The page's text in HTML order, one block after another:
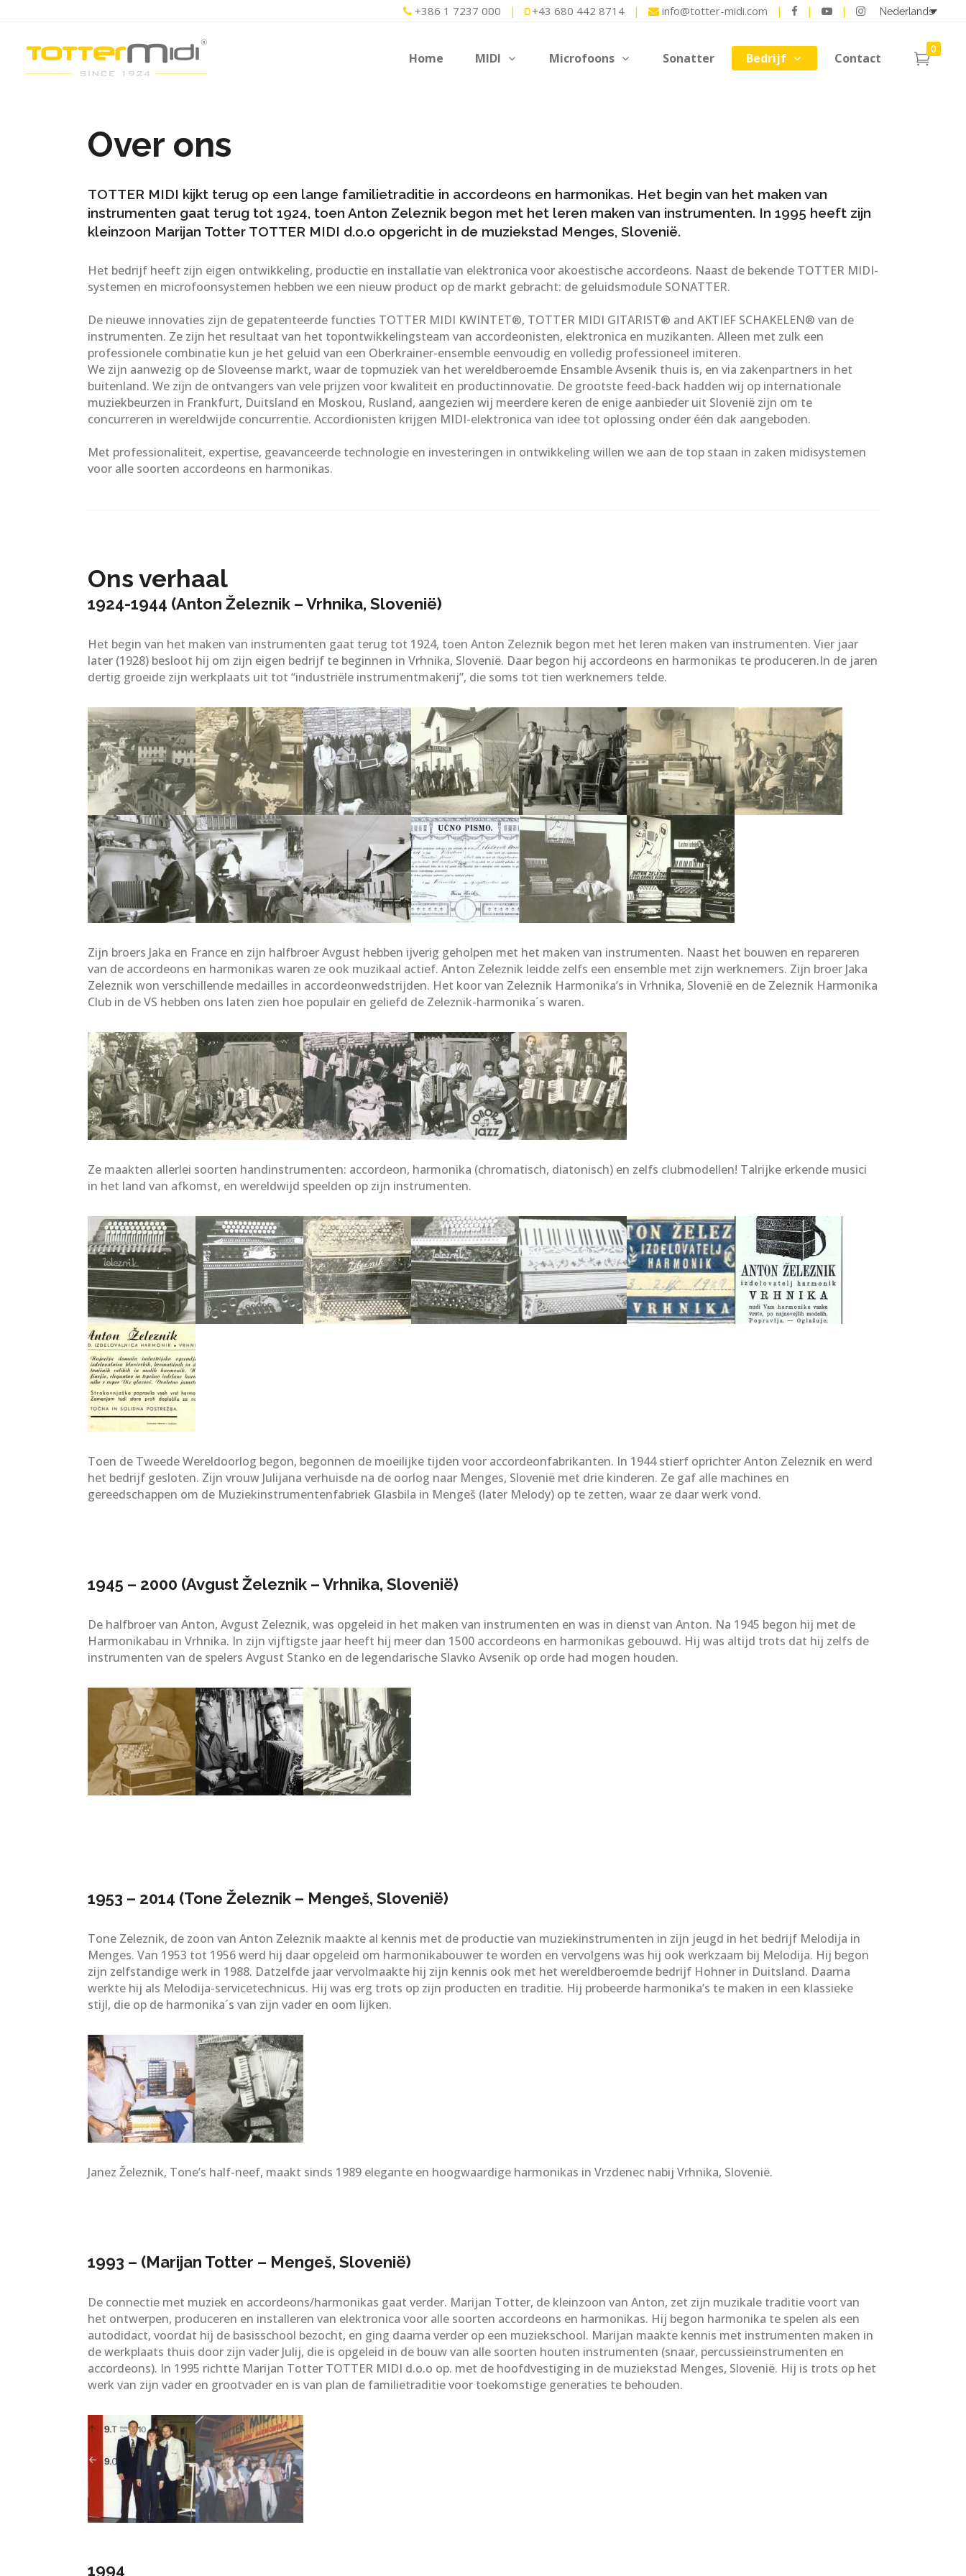
+386 1 7237 000 | +43 680 442 8714 | info@totter-midi.com | | | Nederlands
Home MIDI Microfoons Sonatter Bedrijf Contact
0
Over ons
TOTTER MIDI kijkt terug op een lange familietraditie in accordeons en harmonikas. Het begin van het maken van
instrumenten gaat terug tot 1924, toen Anton Zeleznik begon met het leren maken van instrumenten. In 1995 heeft zijn
kleinzoon Marijan Totter TOTTER MIDI d.o.o opgericht in de muziekstad Menges, Slovenië.
Het bedrijf heeft zijn eigen ontwikkeling, productie en installatie van elektronica voor akoestische accordeons. Naast de bekende TOTTER MIDI-
systemen en microfoonsystemen hebben we een nieuw product op de markt gebracht: de geluidsmodule SONATTER.
De nieuwe innovaties zijn de gepatenteerde functies TOTTER MIDI KWINTET®, TOTTER MIDI GITARIST® and AKTIEF SCHAKELEN® van de
instrumenten. Ze zijn het resultaat van het topontwikkelingsteam van accordeonisten, elektronica en muzikanten. Alleen met zulk een
professionele combinatie kun je het geluid van een Oberkrainer-ensemble eenvoudig en volledig professioneel imiteren.
We zijn aanwezig op de Sloveense markt, waar de topmuziek van het wereldberoemde Ensamble Avsenik thuis is, en via zakenpartners in het
buitenland. We zijn de ontvangers van vele prijzen voor kwaliteit en productinnovatie. De grootste feed-back hadden wij op internationale
muziekbeurzen in Frankfurt, Duitsland en Moskou, Rusland, aangezien wij meerdere keren de enige aanbieder uit Slovenië zijn om te
concurreren in wereldwijde concurrentie. Accordionisten krijgen MIDI-elektronica van idee tot oplossing onder één dak aangeboden.
Met professionaliteit, expertise, geavanceerde technologie en investeringen in ontwikkeling willen we aan de top staan in zaken midisystemen
voor alle soorten accordeons en harmonikas.
Ons verhaal
1924-1944 (Anton Železnik – Vrhnika, Slovenië)
Het begin van het maken van instrumenten gaat terug tot 1924, toen Anton Zeleznik begon met het leren maken van instrumenten. Vier jaar
later (1928) besloot hij om zijn eigen bedrijf te beginnen in Vrhnika, Slovenië. Daar begon hij accordeons en harmonikas te produceren.In de jaren
dertig groeide zijn werkplaats uit tot “industriële instrumentmakerij”, die soms tot tien werknemers telde.
Zijn broers Jaka en France en zijn halfbroer Avgust hebben ijverig geholpen met het maken van instrumenten. Naast het bouwen en repareren
van de accordeons en harmonikas waren ze ook muzikaal actief. Anton Zeleznik leidde zelfs een ensemble met zijn werknemers. Zijn broer Jaka
Zeleznik won verschillende medailles in accordeonwedstrijden. Het koor van Zeleznik Harmonika’s in Vrhnika, Slovenië en de Zeleznik Harmonika
Club in de VS hebben ons laten zien hoe populair en geliefd de Zeleznik-harmonika´s waren.
Ze maakten allerlei soorten handinstrumenten: accordeon, harmonika (chromatisch, diatonisch) en zelfs clubmodellen! Talrijke erkende musici
in het land van afkomst, en wereldwijd speelden op zijn instrumenten.
Toen de Tweede Wereldoorlog begon, begonnen de moeilijke tijden voor accordeonfabrikanten. In 1944 stierf oprichter Anton Zeleznik en werd
het bedrijf gesloten. Zijn vrouw Julijana verhuisde na de oorlog naar Menges, Slovenië met drie kinderen. Ze gaf alle machines en
gereedschappen om de Muziekinstrumentenfabriek Glasbila in Mengeš (later Melody) op te zetten, waar ze daar werk vond.
1945 – 2000 (Avgust Železnik – Vrhnika, Slovenië)
De halfbroer van Anton, Avgust Zeleznik, was opgeleid in het maken van instrumenten en was in dienst van Anton. Na 1945 begon hij met de
Harmonikabau in Vrhnika. In zijn vijftigste jaar heeft hij meer dan 1500 accordeons en harmonikas gebouwd. Hij was altijd trots dat hij zelfs de
instrumenten van de spelers Avgust Stanko en de legendarische Slavko Avsenik op orde had mogen houden.
1953 – 2014 (Tone Železnik – Mengeš, Slovenië)
Tone Zeleznik, de zoon van Anton Zeleznik maakte al kennis met de productie van muziekinstrumenten in zijn jeugd in het bedrijf Melodija in
Menges. Van 1953 tot 1956 werd hij daar opgeleid om harmonikabouwer te worden en vervolgens was hij ook werkzaam bij Melodija. Hij begon
zijn zelfstandige werk in 1988. Datzelfde jaar vervolmaakte hij zijn kennis ook met het wereldberoemde bedrijf Hohner in Duitsland. Daarna
werkte hij als Melodija-servicetechnicus. Hij was erg trots op zijn producten en traditie. Hij probeerde harmonika’s te maken in een klassieke
stijl, die op de harmonika´s van zijn vader en oom lijken.
Janez Železnik, Tone’s half-neef, maakt sinds 1989 elegante en hoogwaardige harmonikas in Vrzdenec nabij Vrhnika, Slovenië.
1993 – (Marijan Totter – Mengeš, Slovenië)
De connectie met muziek en accordeons/harmonikas gaat verder. Marijan Totter, de kleinzoon van Anton, zet zijn muzikale traditie voort van
het ontwerpen, produceren en installeren van elektronica voor alle soorten accordeons en harmonikas. Hij begon harmonika te spelen als een
autodidact, voordat hij de basisschool bezocht, en ging daarna verder op een muziekschool. Marijan maakte kennis met instrumenten maken in
de werkplaats thuis door zijn vader Julij, die is opgeleid in de bouw van alle soorten houten instrumenten (snaar, percussieinstrumenten en
accordeons). In 1995 richtte Marijan Totter TOTTER MIDI d.o.o op. met de hoofdvestiging in de muziekstad Menges, Slovenië. Hij is trots op het
werk van zijn vader en grootvader en is van plan de familietraditie voor toekomstige generaties te behouden.
1994